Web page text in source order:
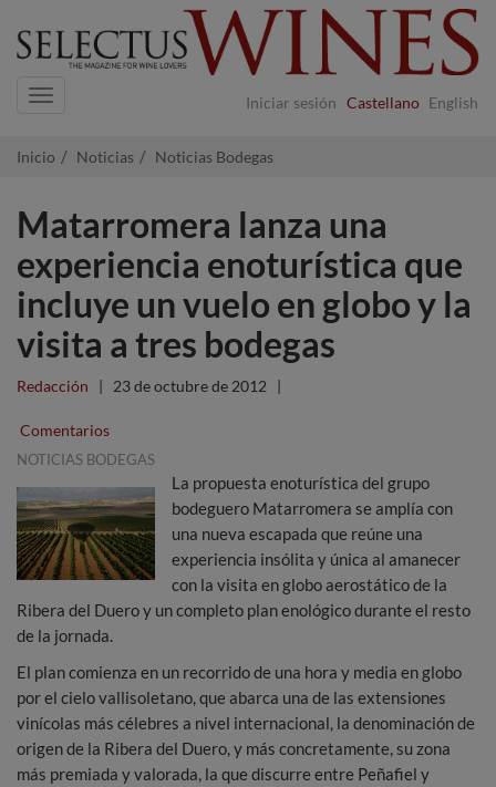
Iniciar sesión Castellano English
Navigation
Inicio Noticias Noticias Bodegas
Matarromera lanza una
experiencia enoturística que
incluye un vuelo en globo y la
visita a tres bodegas
Redacción | 23 de octubre de 2012 |
Comentarios
NOTICIAS BODEGAS
La propuesta enoturística del grupo
bodeguero Matarromera se amplía con
una nueva escapada que reúne una
experiencia insólita y única al amanecer
con la visita en globo aerostático de la
Ribera del Duero y un completo plan enológico durante el resto
de la jornada.
El plan comienza en un recorrido de una hora y media en globo
por el cielo vallisoletano, que abarca una de las extensiones
vinícolas más célebres a nivel internacional, la denominación de
origen de la Ribera del Duero, y más concretamente, su zona
más premiada y valorada, la que discurre entre Peñafiel y